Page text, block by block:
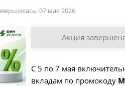
07 мая 2026
Акция
С 5 по 7 мая
вкладам по промокоду